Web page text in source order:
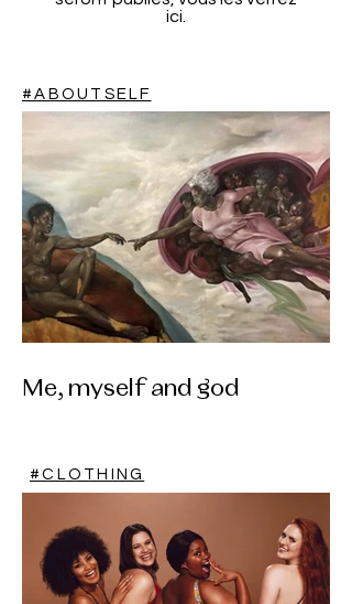
ici.
#ABOUTSELF
Me, myself and god
#CLOTHING